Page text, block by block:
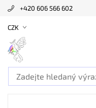
+420 606 566 602
CZK